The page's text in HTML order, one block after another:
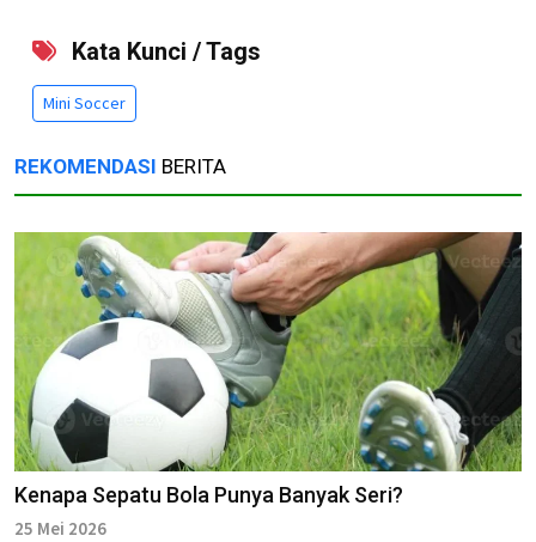
Kata Kunci / Tags
Mini Soccer
REKOMENDASI BERITA
Kenapa Sepatu Bola Punya Banyak Seri?
25 Mei 2026